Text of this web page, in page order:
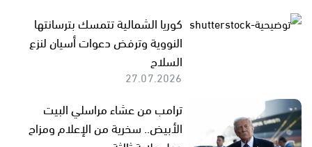
كوريا الشمالية تتمسك بترسانتها
النووية وترفض دعوات أسيان لنزع
السلاح
27.07.2026
ترامب من عشاء مراسلي البيت
الأبيض.. سخرية من الإعلام ومزاح